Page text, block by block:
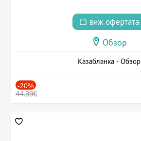
виж офертата
Обзор
Казабланка - Обзор
-20%
44.99€